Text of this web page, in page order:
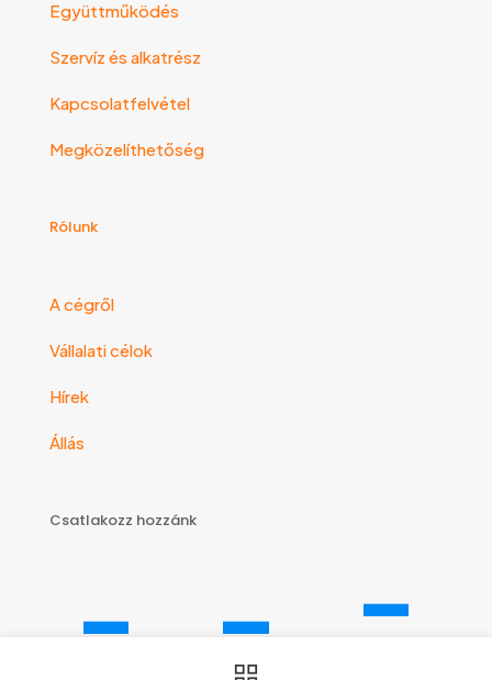
Együttműködés
Szervíz és alkatrész
Kapcsolatfelvétel
Megközelíthetőség
Rólunk
A cégről
Vállalati célok
Hírek
Állás
Csatlakozz hozzánk